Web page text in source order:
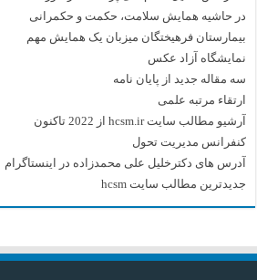
در حاشیه همایش سلامت، حکمت و حکمرانی
بیمارستان فرهیختگان میزبان یک همایش مهم
نمایشگاه آزاد عکس
سه مقاله جدید از پایان نامه
ارتقاء مرتبه علمی
آرشیو مطالب سایت hcsm.ir از 2022 تاکنون
کنفرانس مدیریت تحول
آدرس های دکترخلیل علی محمدزاده در اینستاگرام
جدیدترین مطالب سایت hcsm